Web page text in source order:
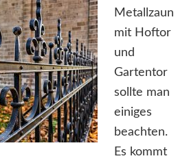
Metallzaun
mit Hoftor
und
Gartentor
sollte man
einiges
beachten.
Es kommt